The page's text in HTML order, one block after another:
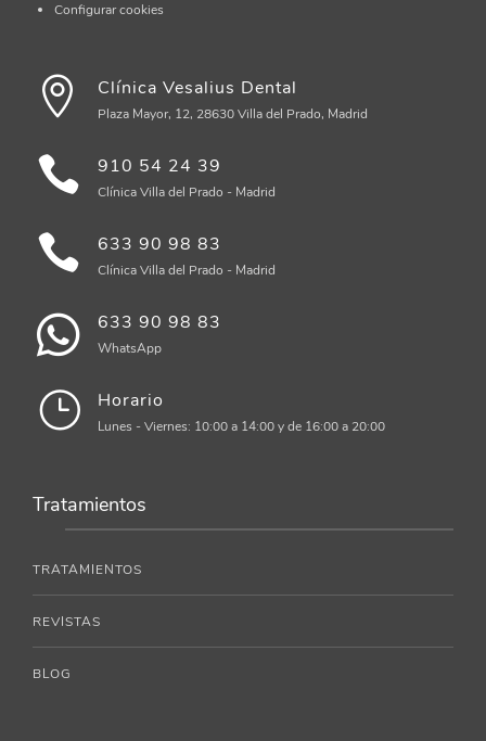
Configurar cookies
Clínica Vesalius Dental
Plaza Mayor, 12, 28630 Villa del Prado, Madrid
910 54 24 39
Clínica Villa del Prado - Madrid
633 90 98 83
Clínica Villa del Prado - Madrid
633 90 98 83
WhatsApp
Horario
Lunes - Viernes: 10:00 a 14:00 y de 16:00 a 20:00
Tratamientos
TRATAMIENTOS
REVISTAS
BLOG